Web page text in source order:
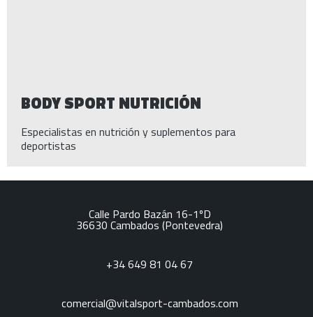
BODY SPORT NUTRICIÓN
Especialistas en nutrición y suplementos para
deportistas
Calle Pardo Bazán 16-1ºD
36630 Cambados (Pontevedra)
+34 649 81 04 67
comercial@vitalsport-cambados.com